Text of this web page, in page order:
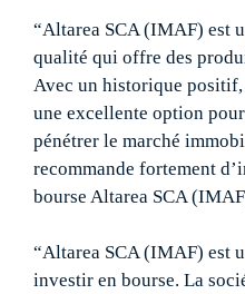
“Altarea SCA (IMAF) est
qualité qui offre des
Avec un historique
une excellente option
pénétrer le marché
recommande fortement
bourse Altarea SCA
“Altarea SCA (IMAF) est
investir en bourse. La